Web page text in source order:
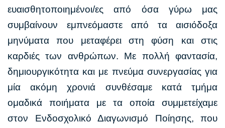
ευαισθητοποιημένοι/ες από όσα γύρω μας
συμβαίνουν εμπνεόμαστε από τα αισιόδοξα
μηνύματα που μεταφέρει στη φύση και στις
καρδιές των ανθρώπων. Με πολλή φαντασία,
δημιουργικότητα και με πνεύμα συνεργασίας για
μία ακόμη χρονιά συνθέσαμε κατά τμήμα
ομαδικά ποιήματα με τα οποία συμμετείχαμε
στον Ενδοσχολικό Διαγωνισμό Ποίησης, που